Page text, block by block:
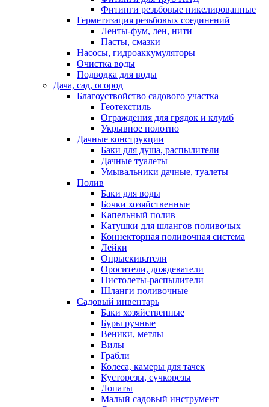
Фитинги резьбовые никелированные
Герметизация резьбовых соединений
Ленты-фум, лен, нити
Пасты, смазки
Насосы, гидроаккумуляторы
Очистка воды
Подводка для воды
Дача, сад, огород
Благоуствойство садового участка
Геотекстиль
Ограждения для грядок и клумб
Укрывное полотно
Дачные конструкции
Баки для душа, распылители
Дачные туалеты
Умывальники дачные, туалеты
Полив
Баки для воды
Бочки хозяйственные
Капельный полив
Катушки для шлангов поливочых
Коннекторная поливочная система
Лейки
Опрыскиватели
Оросители, дождеватели
Пистолеты-распылители
Шланги поливочные
Садовый инвентарь
Баки хозяйственные
Буры ручные
Веники, метлы
Вилы
Грабли
Колеса, камеры для тачек
Кусторезы, сучкорезы
Лопаты
Малый садовый инструмент